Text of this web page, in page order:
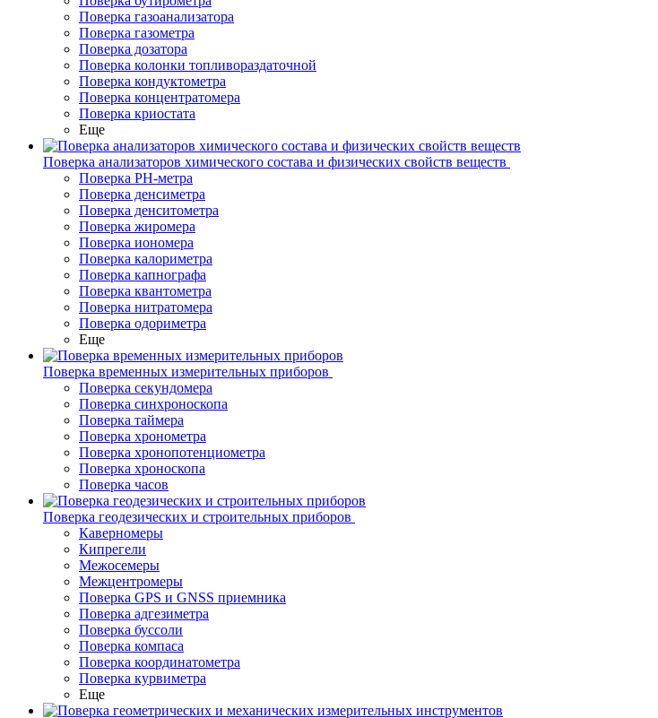
Поверка газоанализатора
Поверка газометра
Поверка дозатора
Поверка колонки топливораздаточной
Поверка кондуктометра
Поверка концентратомера
Поверка криостата
Еще
Поверка анализаторов химического состава и физических свойств веществ
Поверка PH-метра
Поверка денсиметра
Поверка денситометра
Поверка жиромера
Поверка иономера
Поверка калориметра
Поверка капнографа
Поверка квантометра
Поверка нитратомера
Поверка одориметра
Еще
Поверка временных измерительных приборов
Поверка секундомера
Поверка синхроноскопа
Поверка таймера
Поверка хронометра
Поверка хронопотенциометра
Поверка хроноскопа
Поверка часов
Поверка геодезических и строительных приборов
Каверномеры
Кипрегели
Межосемеры
Межцентромеры
Поверка GPS и GNSS приемника
Поверка адгезиметра
Поверка буссоли
Поверка компаса
Поверка координатометра
Поверка курвиметра
Еще